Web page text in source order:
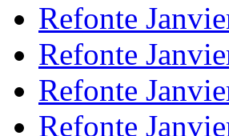
Refonte
Refonte
Refonte
Refonte